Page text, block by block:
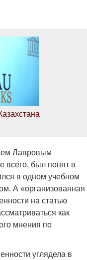
Лавровым
всего, был понят в
в одном учебном
А «организованная
на статью
как
мнения по
углядела в